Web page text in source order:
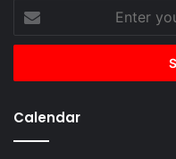
Enter
your
Email
Calendar